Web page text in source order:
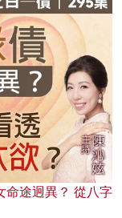
命途迥異？ 從八字